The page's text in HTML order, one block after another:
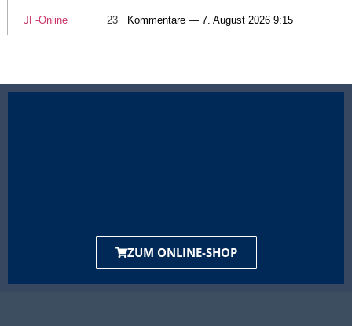
JF-Online 23 Kommentare — 7. August 2026 9:15
ZUM ONLINE-SHOP